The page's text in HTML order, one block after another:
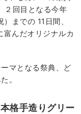
２回目となる今年
までの 11日間、
んだオリジナルカ
マとなる祭典、ど
。
格手造りグリー